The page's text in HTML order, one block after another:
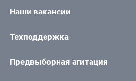
Наши вакансии
Техподдержка
Предвыборная агитация